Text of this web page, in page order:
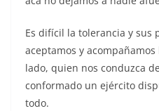
Es difícil la tolerancia y sus
aceptamos y
lado, quien nos conduzca
conformado un ejército
todo.